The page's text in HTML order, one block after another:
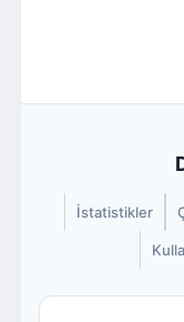
İstatistikler